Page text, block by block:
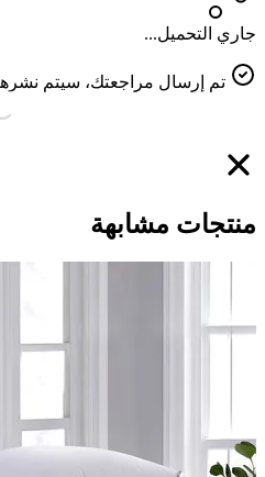
جاري التحميل...
تم إرسال مراجعتك، سيتم
منتجات مشابهة